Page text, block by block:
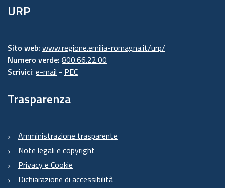
URP
Sito web: www.regione.emilia-romagna.it/urp/
Numero verde: 800.66.22.00
Scrivici: e-mail - PEC
Trasparenza
Amministrazione trasparente
Note legali e copyright
Privacy e Cookie
Dichiarazione di accessibilità